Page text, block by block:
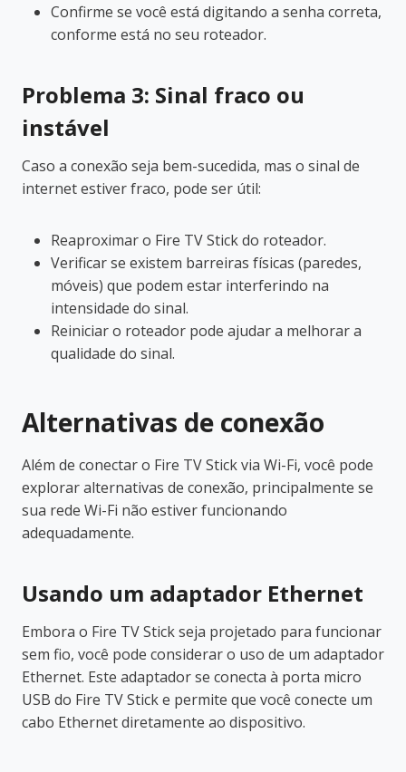
Confirme se você está digitando a senha correta,
conforme está no seu roteador.
Problema 3: Sinal fraco ou
instável
Caso a conexão seja bem-sucedida, mas o sinal de
internet estiver fraco, pode ser útil:
Reaproximar o Fire TV Stick do roteador.
Verificar se existem barreiras físicas (paredes,
móveis) que podem estar interferindo na
intensidade do sinal.
Reiniciar o roteador pode ajudar a melhorar a
qualidade do sinal.
Alternativas de conexão
Além de conectar o Fire TV Stick via Wi-Fi, você pode
explorar alternativas de conexão, principalmente se
sua rede Wi-Fi não estiver funcionando
adequadamente.
Usando um adaptador Ethernet
Embora o Fire TV Stick seja projetado para funcionar
sem fio, você pode considerar o uso de um adaptador
Ethernet. Este adaptador se conecta à porta micro
USB do Fire TV Stick e permite que você conecte um
cabo Ethernet diretamente ao dispositivo.